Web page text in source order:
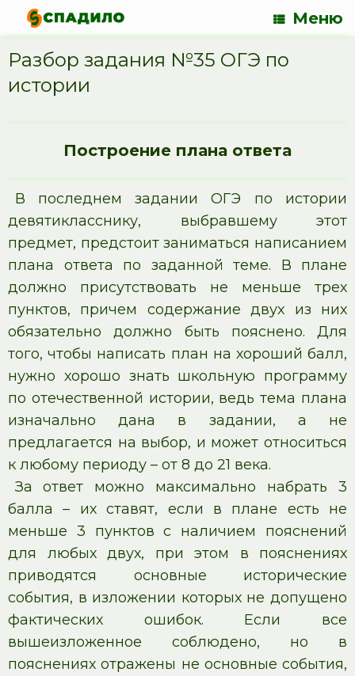
Меню
Разбор задания №35 ОГЭ по
истории
Построение плана ответа
В последнем задании ОГЭ по истории
девятикласснику, выбравшему этот
предмет, предстоит заниматься написанием
плана ответа по заданной теме. В плане
должно присутствовать не меньше трех
пунктов, причем содержание двух из них
обязательно должно быть пояснено. Для
того, чтобы написать план на хороший балл,
нужно хорошо знать школьную программу
по отечественной истории, ведь тема плана
изначально дана в задании, а не
предлагается на выбор, и может относиться
к любому периоду – от 8 до 21 века.
За ответ можно максимально набрать 3
балла – их ставят, если в плане есть не
меньше 3 пунктов с наличием пояснений
для любых двух, при этом в пояснениях
приводятся основные исторические
события, в изложении которых не допущено
фактических ошибок. Если все
вышеизложенное соблюдено, но в
пояснениях отражены не основные события,